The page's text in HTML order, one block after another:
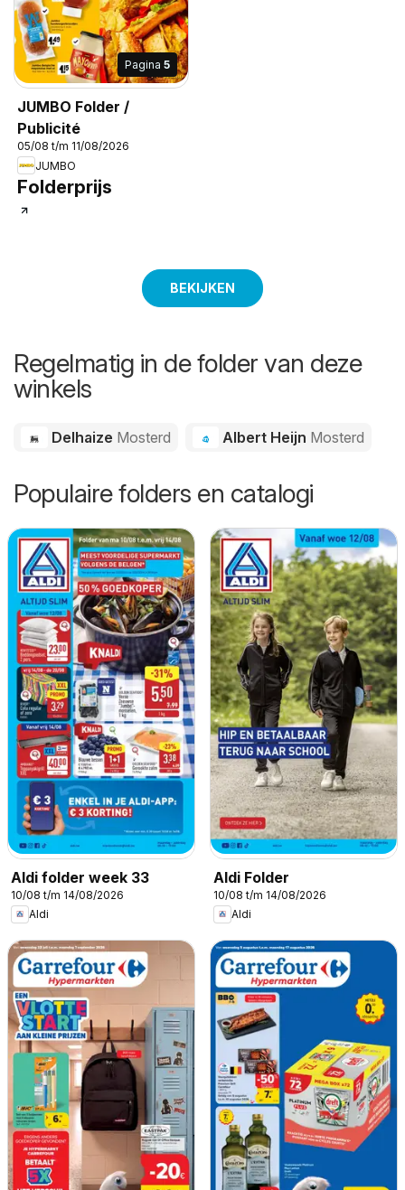
Pagina 5
JUMBO Folder /
Publicité
05/08 t/m 11/08/2026
JUMBO
Folderprijs
BEKIJKEN
Regelmatig in de folder van deze
winkels
Delhaize Mosterd Albert Heijn Mosterd
Populaire folders en catalogi
Aldi folder week 33
10/08 t/m 14/08/2026
Aldi
Aldi Folder
10/08 t/m 14/08/2026
Aldi